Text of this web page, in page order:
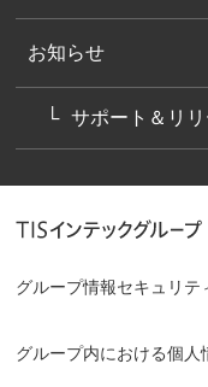
お知らせ
サポート＆リ
グループ情報セキュリテ
グループ内における個人